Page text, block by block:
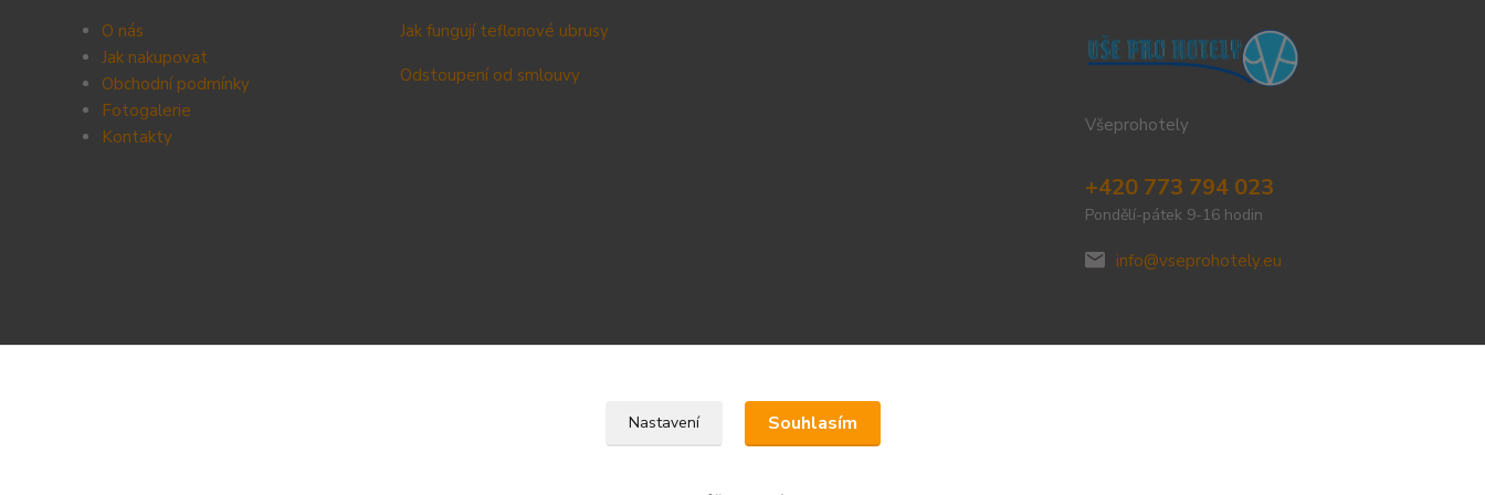
O nás
Jak nakupovat
Obchodní podmínky
Fotogalerie
Kontakty
Jak fungují teflonové ubrusy
Odstoupení od smlouvy
Všeprohotely
+420 773 794 023
Pondělí-pátek 9-16 hodin
info@vseprohotely.eu
Upravit sběr cookies.
Nastavení Souhlasím